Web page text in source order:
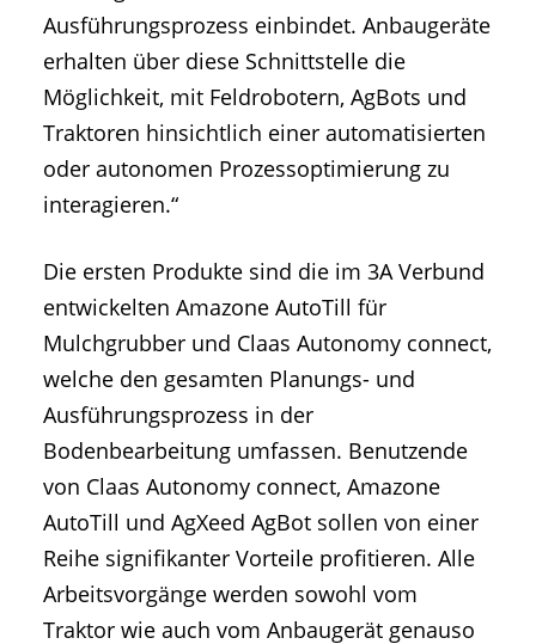
Ausführungsprozess einbindet. Anbaugeräte
erhalten über diese Schnittstelle die
Möglichkeit, mit Feldrobotern, AgBots und
Traktoren hinsichtlich einer automatisierten
oder autonomen Prozessoptimierung zu
interagieren.“
Die ersten Produkte sind die im 3A Verbund
entwickelten Amazone AutoTill für
Mulchgrubber und Claas Autonomy connect,
welche den gesamten Planungs- und
Ausführungsprozess in der
Bodenbearbeitung umfassen. Benutzende
von Claas Autonomy connect, Amazone
AutoTill und AgXeed AgBot sollen von einer
Reihe signifikanter Vorteile profitieren. Alle
Arbeitsvorgänge werden sowohl vom
Traktor wie auch vom Anbaugerät genauso